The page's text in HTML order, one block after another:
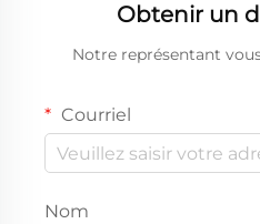
Obtenir un
Notre représentant
Courriel
Nom